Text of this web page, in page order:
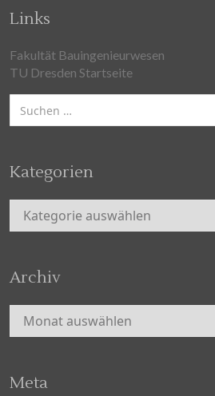
Links
Fakultät Bauingenieurwesen
TU Dresden Startseite
nach:
Kategorien
Kategorien
Archiv
Archiv
Meta